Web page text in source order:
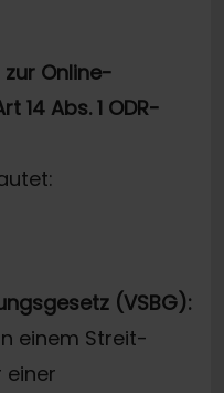
Online-
14 Abs. 1 ODR-
(VSBG):
einem Streit-
einer